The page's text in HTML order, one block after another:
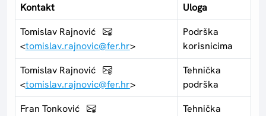
Kontakt
Uloga
Tomislav Rajnović
<tomislav.rajnovic@fer.hr>
Podrška
korisnicima
Tomislav Rajnović
<tomislav.rajnovic@fer.hr>
Tehnička
podrška
Fran Tonković
Tehnička